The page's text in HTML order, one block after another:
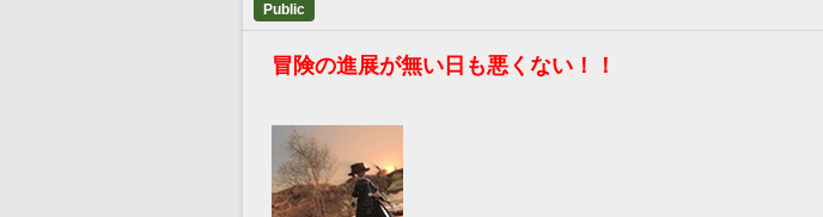
Public
冒険の進展が無い日も悪くない！！